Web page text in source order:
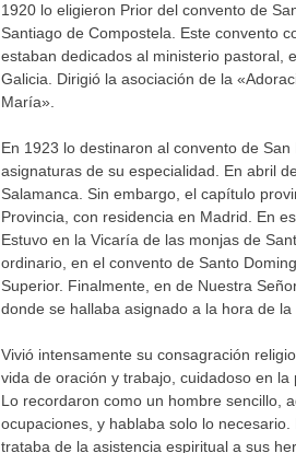
1920 lo eligieron Prior del convento de
Santiago de Compostela. Este convento
estaban dedicados al ministerio pastoral,
Galicia. Dirigió la asociación de la
María».
En 1923 lo destinaron al convento de
asignaturas de su especialidad. En abril
Salamanca. Sin embargo, el capítulo
Provincia, con residencia en Madrid. En
Estuvo en la Vicaría de las monjas de
ordinario, en el convento de Santo
Superior. Finalmente, en de Nuestra
donde se hallaba asignado a la hora de la
Vivió intensamente su consagración
vida de oración y trabajo, cuidadoso en
Lo recordaron como un hombre sencillo,
ocupaciones, y hablaba solo lo
trataba de la asistencia espiritual a sus